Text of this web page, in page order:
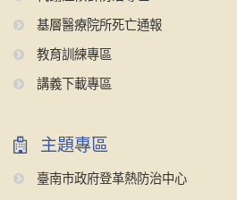
基層醫療院所死亡通報
教育訓練專區
講義下載專區
主題專區
臺南市政府登革熱防治中心